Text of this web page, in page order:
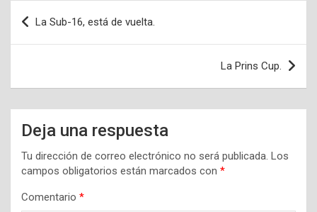
Navegación
de
La Sub-16, está de vuelta.
La Prins Cup.
Deja una respuesta
Tu dirección de correo electrónico no será publicada. Los
campos obligatorios están marcados con *
Comentario *